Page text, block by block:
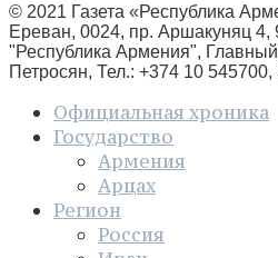
© 2021 Газета «Республика
Ереван, 0024, пр. Аршакуняц 4,
"Республика Армения",
Петросян, Тел.: +374 10 545700,
Официальная хроника
Государство
Армения
Арцах
Регион
Россия